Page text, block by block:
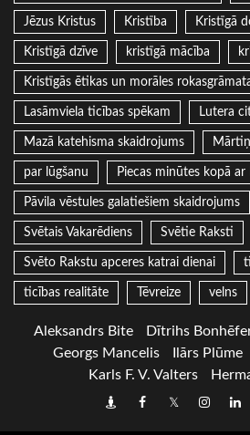
Jēzus Kristus Kristība Kristīgā
Kristīgā dzīve kristīgā mācība
Kristīgās ētikas un morāles
Lasāmviela ticības spēkam Lutera
Mazā katehisma skaidrojums
par lūgšanu Piecas minūtes kopā ar
Pāvila vēstules galatiešiem skaidrojums
Svētais Vakarēdiens Svētie Raksti
Svēto Rakstu apceres katrai dienai
ticības realitāte Tēvreize velns
Aleksandrs Bite Dītrihs
Georgs Mancelis
Ilārs Plūme
Karls F. V. Valters
DraugiemFacebook
Twitter